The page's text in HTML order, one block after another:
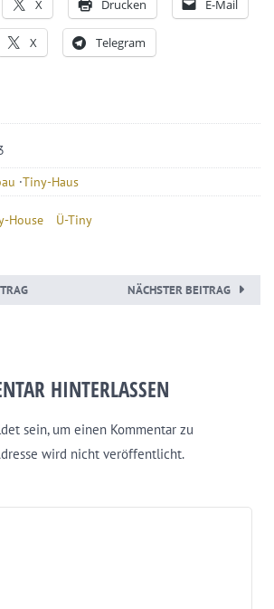
X Drucken E-Mail
X Telegram
·Tiny-Haus
House Ü-Tiny
NÄCHSTER BEITRAG
HINTERLASSEN
sein, um einen Kommentar zu
wird nicht veröffentlicht.